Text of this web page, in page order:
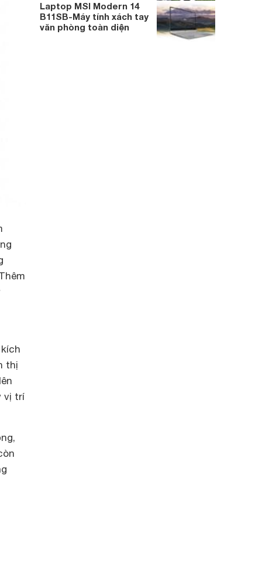
thị
vị trí
Laptop MSI Modern 14
B11SB-Máy tính xách tay
văn phòng toàn diện